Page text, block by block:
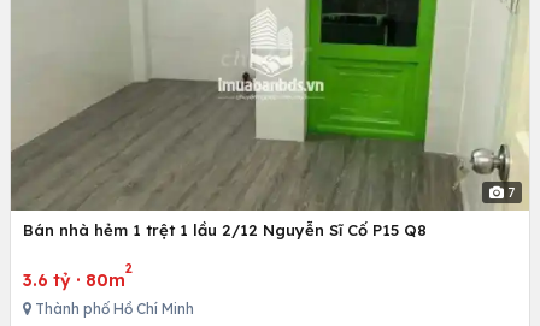
7
Bán nhà hẻm 1 trệt 1 lầu 2/12 Nguyễn Sĩ Cố P15 Q8
3.6 tỷ · 80m
2
Thành phố Hồ Chí Minh